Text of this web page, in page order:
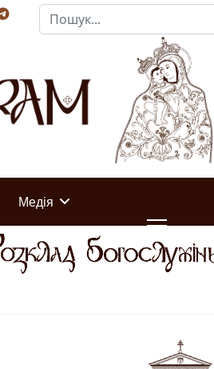
Пошук...
Медія